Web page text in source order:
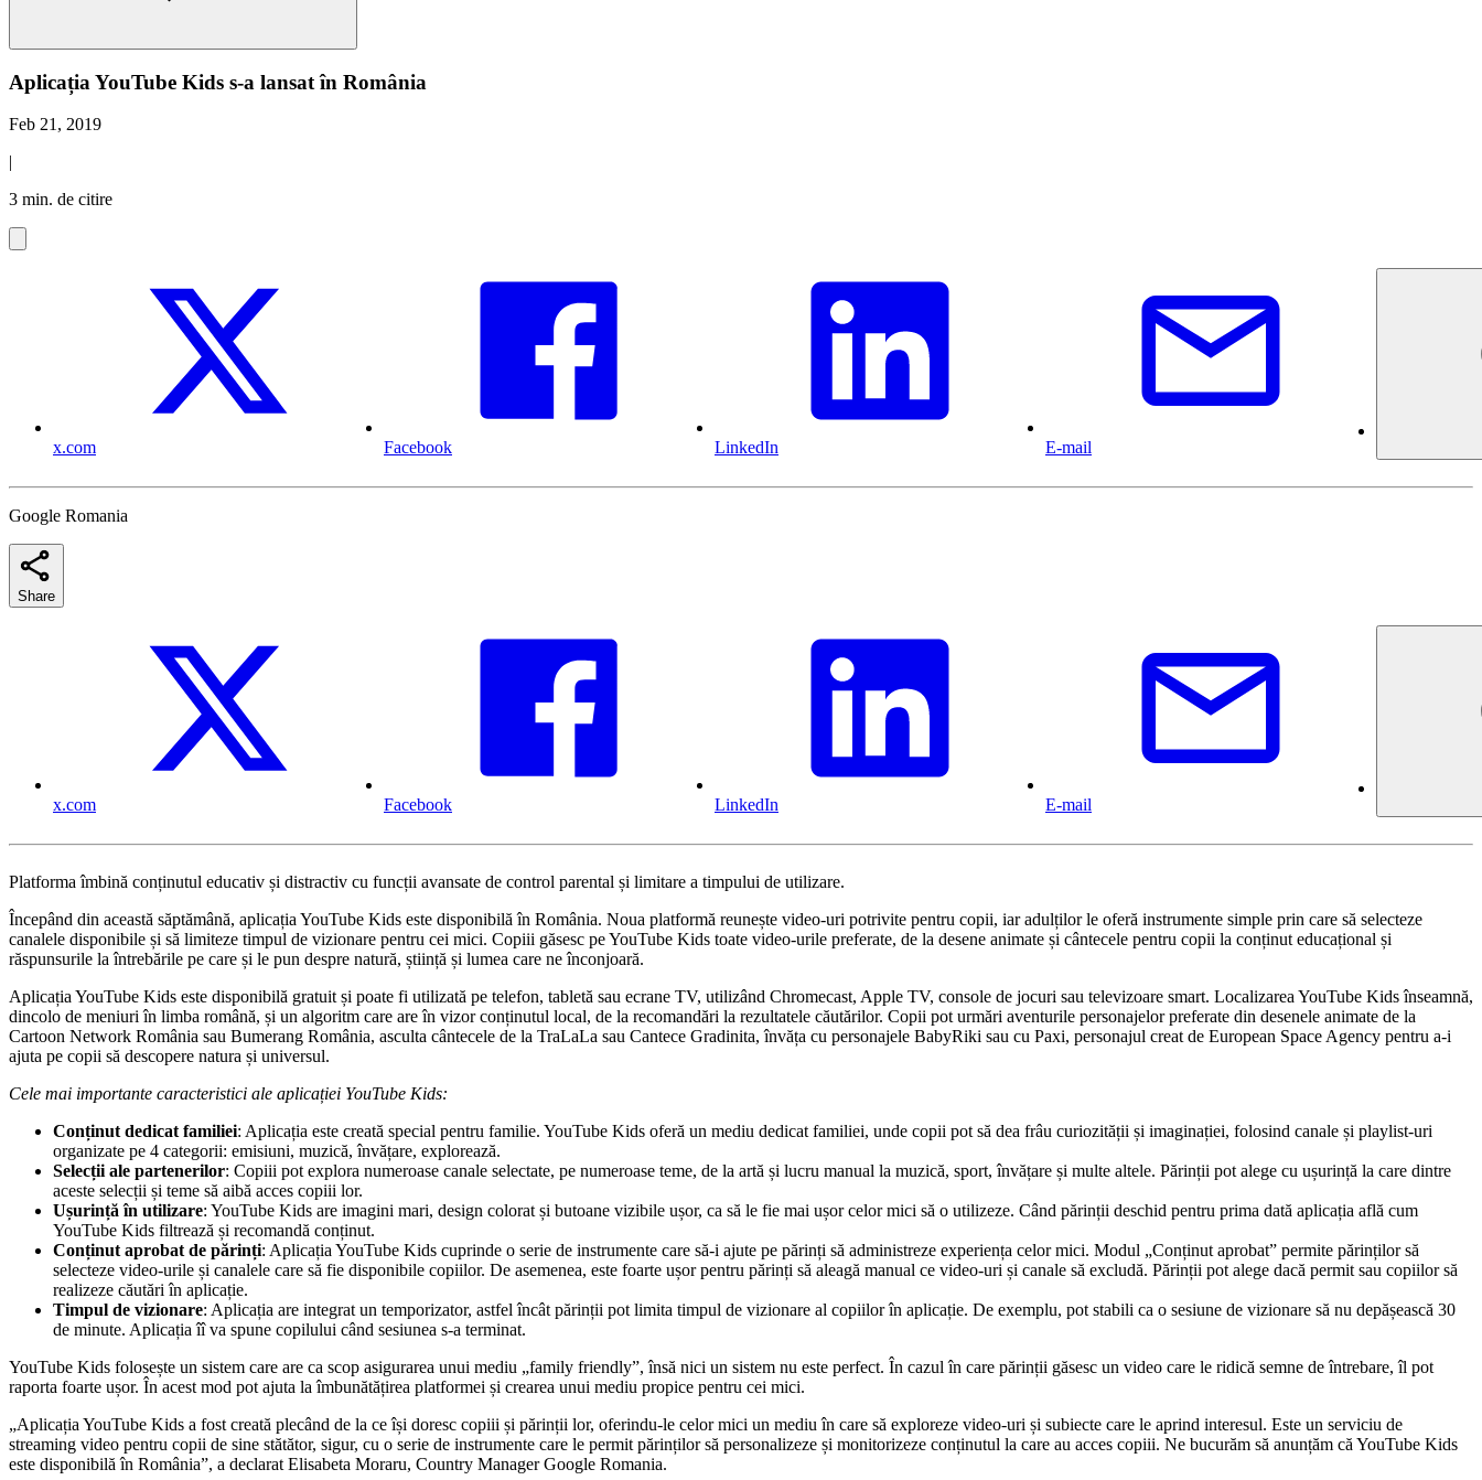
Aplicația YouTube Kids s-a lansat în România
Feb 21, 2019
|
3 min. de citire
x.com Facebook LinkedIn E-mail
Google Romania
Share
x.com Facebook LinkedIn E-mail
Platforma îmbină conținutul educativ și distractiv cu funcții avansate de control parental și limitare a timpului de utilizare.
Începând din această săptămână, aplicația YouTube Kids este disponibilă în România. Noua platformă reunește video-uri potrivite pentru copii, iar adulților le oferă instrumente simple prin care să selecteze
canalele disponibile și să limiteze timpul de vizionare pentru cei mici. Copiii găsesc pe YouTube Kids toate video-urile preferate, de la desene animate și cântecele pentru copii la conținut educațional și
răspunsurile la întrebările pe care și le pun despre natură, știință și lumea care ne înconjoară.
Aplicația YouTube Kids este disponibilă gratuit și poate fi utilizată pe telefon, tabletă sau ecrane TV, utilizând Chromecast, Apple TV, console de jocuri sau televizoare smart. Localizarea YouTube Kids înseamnă,
dincolo de meniuri în limba română, și un algoritm care are în vizor conținutul local, de la recomandări la rezultatele căutărilor. Copii pot urmări aventurile personajelor preferate din desenele animate de la
Cartoon Network România sau Bumerang România, asculta cântecele de la TraLaLa sau Cantece Gradinita, învăța cu personajele BabyRiki sau cu Paxi, personajul creat de European Space Agency pentru a-i
ajuta pe copii să descopere natura și universul.
Cele mai importante caracteristici ale aplicației YouTube Kids:
Conținut dedicat familiei: Aplicația este creată special pentru familie. YouTube Kids oferă un mediu dedicat familiei, unde copii pot să dea frâu curiozității și imaginației, folosind canale și playlist-uri
organizate pe 4 categorii: emisiuni, muzică, învățare, explorează.
Selecții ale partenerilor: Copiii pot explora numeroase canale selectate, pe numeroase teme, de la artă și lucru manual la muzică, sport, învățare și multe altele. Părinții pot alege cu ușurință la care dintre
aceste selecții și teme să aibă acces copiii lor.
Ușurință în utilizare: YouTube Kids are imagini mari, design colorat și butoane vizibile ușor, ca să le fie mai ușor celor mici să o utilizeze. Când părinții deschid pentru prima dată aplicația află cum
YouTube Kids filtrează și recomandă conținut.
Conținut aprobat de părinți: Aplicația YouTube Kids cuprinde o serie de instrumente care să-i ajute pe părinți să administreze experiența celor mici. Modul „Conținut aprobat” permite părinților să
selecteze video-urile și canalele care să fie disponibile copiilor. De asemenea, este foarte ușor pentru părinți să aleagă manual ce video-uri și canale să excludă. Părinții pot alege dacă permit sau copiilor să
realizeze căutări în aplicație.
Timpul de vizionare: Aplicația are integrat un temporizator, astfel încât părinții pot limita timpul de vizionare al copiilor în aplicație. De exemplu, pot stabili ca o sesiune de vizionare să nu depășească 30
de minute. Aplicația îî va spune copilului când sesiunea s-a terminat.
YouTube Kids folosește un sistem care are ca scop asigurarea unui mediu „family friendly”, însă nici un sistem nu este perfect. În cazul în care părinții găsesc un video care le ridică semne de întrebare, îl pot
raporta foarte ușor. În acest mod pot ajuta la îmbunătățirea platformei și crearea unui mediu propice pentru cei mici.
„Aplicația YouTube Kids a fost creată plecând de la ce își doresc copiii și părinții lor, oferindu-le celor mici un mediu în care să exploreze video-uri și subiecte care le aprind interesul. Este un serviciu de
streaming video pentru copii de sine stătător, sigur, cu o serie de instrumente care le permit părinților să personalizeze și monitorizeze conținutul la care au acces copiii. Ne bucurăm să anunțăm că YouTube Kids
este disponibilă în România”, a declarat Elisabeta Moraru, Country Manager Google Romania.